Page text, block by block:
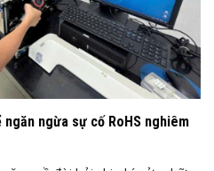
ngừa sự cố RoHS nghiêm